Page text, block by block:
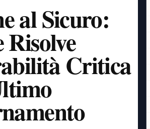
al Sicuro:
Risolve
Critica